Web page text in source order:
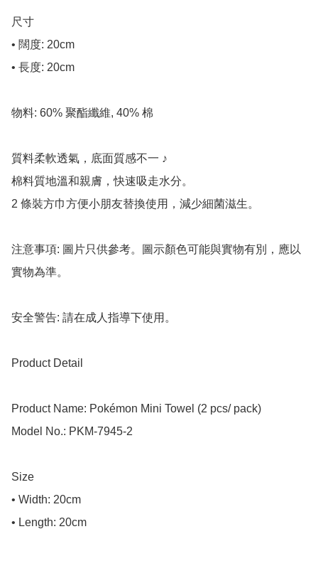
尺寸
• 闊度: 20cm
• 長度: 20cm
物料: 60% 聚酯纖維, 40% 棉
質料柔軟透氣，底面質感不一 ♪
棉料質地溫和親膚，快速吸走水分。
2 條裝方巾方便小朋友替換使用，減少細菌滋生。
注意事項: 圖片只供參考。圖示顏色可能與實物有別，應以
實物為準。
安全警告: 請在成人指導下使用。
Product Detail
Product Name: Pokémon Mini Towel (2 pcs/ pack)
Model No.: PKM-7945-2
Size
• Width: 20cm
• Length: 20cm